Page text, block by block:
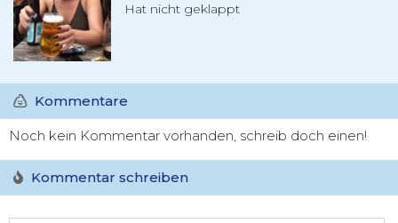
Hat nicht geklappt
Kommentare
Noch kein Kommentar vorhanden, schreib doch einen!
Kommentar schreiben